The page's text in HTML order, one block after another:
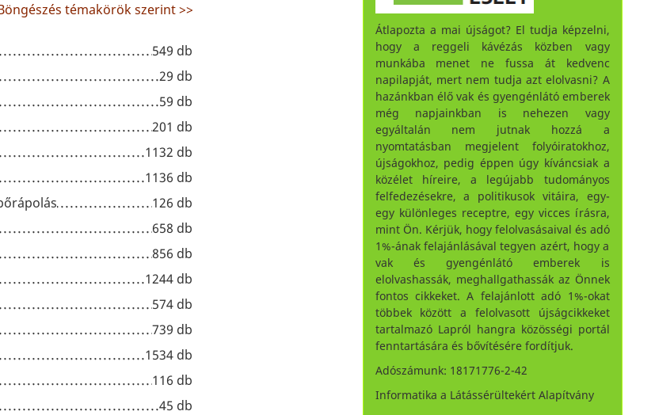
témakörök szerint >>
549 db
29 db
59 db
201 db
1132 db
1136 db
126 db
658 db
856 db
1244 db
574 db
739 db
1534 db
116 db
45 db
Átlapozta a mai újságot? El tudja képzelni,
hogy a reggeli kávézás közben vagy
munkába menet ne fussa át kedvenc
napilapját, mert nem tudja azt elolvasni? A
hazánkban élő vak és gyengénlátó emberek
még napjainkban is nehezen vagy
egyáltalán nem jutnak hozzá a
nyomtatásban megjelent folyóiratokhoz,
újságokhoz, pedig éppen úgy kíváncsiak a
közélet híreire, a legújabb tudományos
felfedezésekre, a politikusok vitáira, egy-
egy különleges receptre, egy vicces írásra,
mint Ön. Kérjük, hogy felolvasásaival és adó
1%-ának felajánlásával tegyen azért, hogy a
vak és gyengénlátó emberek is
elolvashassák, meghallgathassák az Önnek
fontos cikkeket. A felajánlott adó 1%-okat
többek között a felolvasott újságcikkeket
tartalmazó Lapról hangra közösségi portál
fenntartására és bővítésére fordítjuk.
Adószámunk: 18171776-2-42
Informatika a Látássérültekért Alapítvány